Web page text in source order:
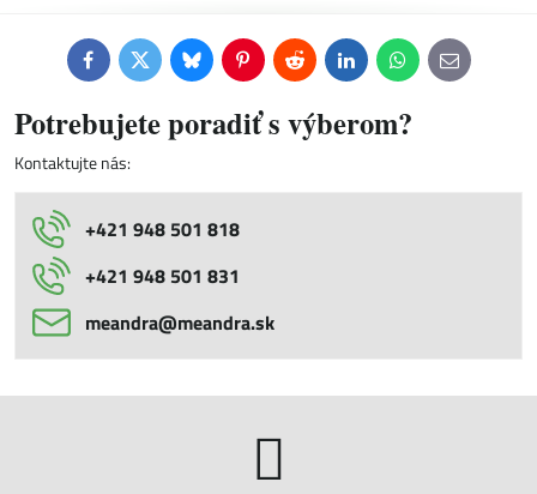
FacebookTwitterBlueskyPinterestReddit LinkedInWhatsApp
E-
mail
Potrebujete poradiť s výberom?
Kontaktujte nás:
+421 948 501 818
+421 948 501 831
meandra​@meandra​.sk